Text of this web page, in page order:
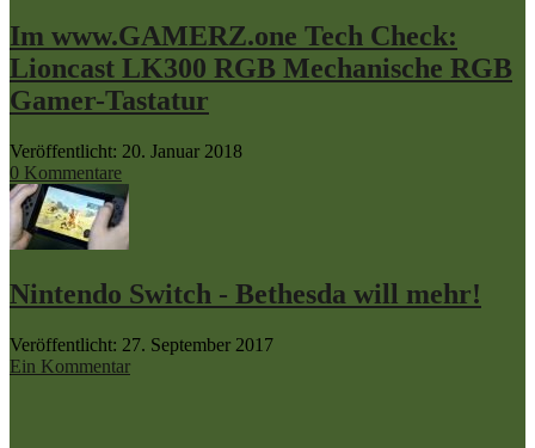
Im www.GAMERZ.one Tech Check:
Lioncast LK300 RGB Mechanische RGB
Gamer-Tastatur
Veröffentlicht: 20. Januar 2018
0 Kommentare
Nintendo Switch - Bethesda will mehr!
Veröffentlicht: 27. September 2017
Ein Kommentar